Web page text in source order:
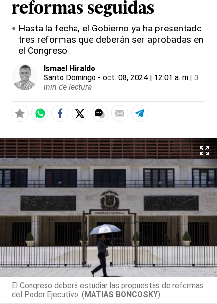
reformas seguidas
Hasta la fecha, el Gobierno ya ha presentado
tres reformas que deberán ser aprobadas en
el Congreso
Ismael Hiraldo
Santo Domingo - oct. 08, 2024 | 12:01 a. m.| 3
min de lectura
El Congreso deberá estudiar las propuestas de reformas
del Poder Ejecutivo. (MATIAS BONCOSKY)